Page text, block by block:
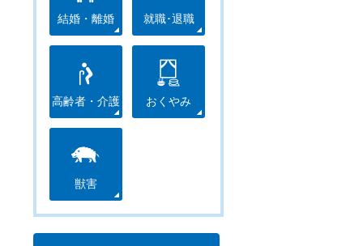
結婚・離婚 就職･退職
高齢者・介護 おくやみ
獣害